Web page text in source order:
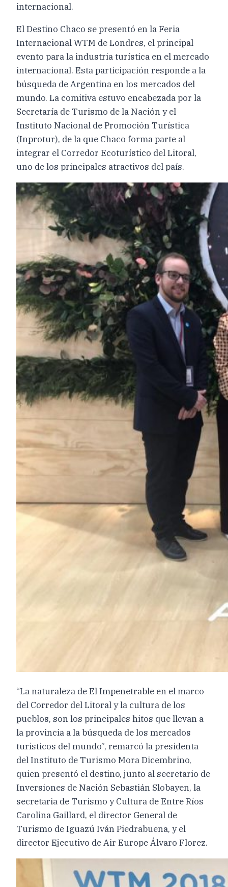
internacional.
El Destino Chaco se presentó en la Feria
Internacional WTM de Londres, el principal
evento para la industria turística en el mercado
internacional. Esta participación responde a la
búsqueda de Argentina en los mercados del
mundo. La comitiva estuvo encabezada por la
Secretaría de Turismo de la Nación y el
Instituto Nacional de Promoción Turística
(Inprotur), de la que Chaco forma parte al
integrar el Corredor Ecoturístico del Litoral,
uno de los principales atractivos del país.
“La naturaleza de El Impenetrable en el marco
del Corredor del Litoral y la cultura de los
pueblos, son los principales hitos que llevan a
la provincia a la búsqueda de los mercados
turísticos del mundo”, remarcó la presidenta
del Instituto de Turismo Mora Dicembrino,
quien presentó el destino, junto al secretario de
Inversiones de Nación Sebastián Slobayen, la
secretaria de Turismo y Cultura de Entre Ríos
Carolina Gaillard, el director General de
Turismo de Iguazú Iván Piedrabuena, y el
director Ejecutivo de Air Europe Álvaro Florez.